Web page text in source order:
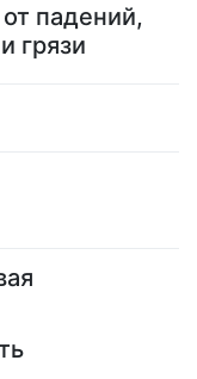
падений,
грязи